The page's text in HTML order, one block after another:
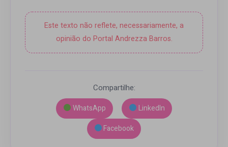
Este texto não reflete, necessariamente, a
opinião do Portal Andrezza Barros.
Compartilhe:
WhatsApp
LinkedIn
Facebook